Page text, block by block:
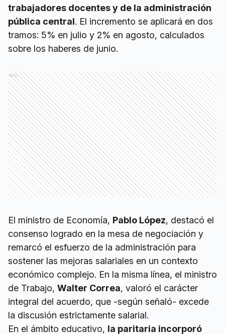
trabajadores docentes y de la administración
pública central. El incremento se aplicará en dos
tramos: 5% en julio y 2% en agosto, calculados
sobre los haberes de junio.
Ads
El ministro de Economía, Pablo López, destacó el
consenso logrado en la mesa de negociación y
remarcó el esfuerzo de la administración para
sostener las mejoras salariales en un contexto
económico complejo. En la misma línea, el ministro
de Trabajo, Walter Correa, valoró el carácter
integral del acuerdo, que -según señaló- excede
la discusión estrictamente salarial.
En el ámbito educativo, la paritaria incorporó